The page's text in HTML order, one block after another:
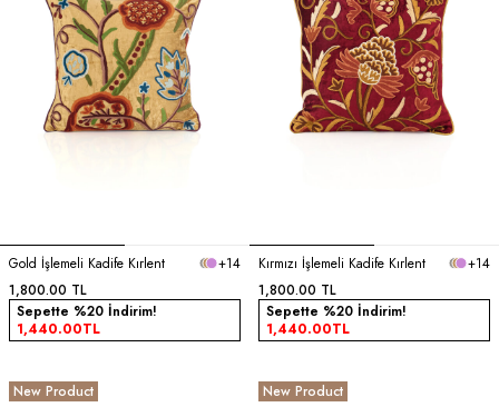
Gold İşlemeli Kadife Kırlent
+14
1,800.00 TL
Sepette %20 İndirim!
1,440.00TL
Kırmızı İşlemeli Kadife Kırlent
+14
1,800.00 TL
Sepette %20 İndirim!
1,440.00TL
New Product New Product